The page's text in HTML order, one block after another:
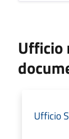
Ufficio
Ufficio